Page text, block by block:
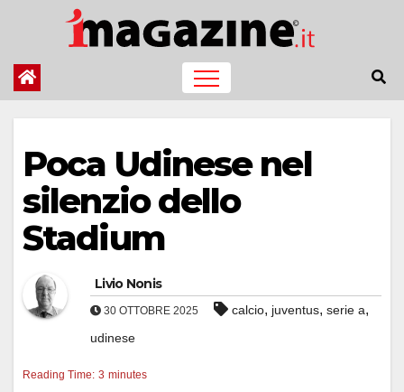
contenuto
Poca Udinese nel
silenzio dello
Stadium
Livio Nonis
30 OTTOBRE 2025 calcio, juventus, serie a,
udinese
Reading Time: 3 minutes